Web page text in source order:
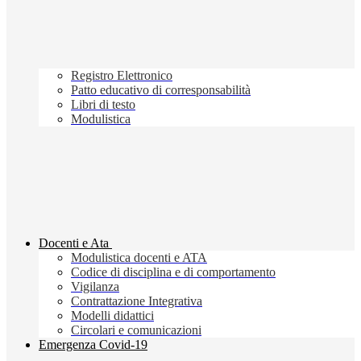
Registro Elettronico
Patto educativo di corresponsabilità
Libri di testo
Modulistica
Docenti e Ata
Modulistica docenti e ATA
Codice di disciplina e di comportamento
Vigilanza
Contrattazione Integrativa
Modelli didattici
Circolari e comunicazioni
Emergenza Covid-19